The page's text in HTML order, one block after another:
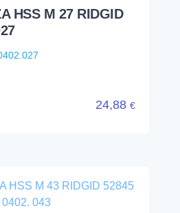
HSS M 27 RIDGID
24,88 €